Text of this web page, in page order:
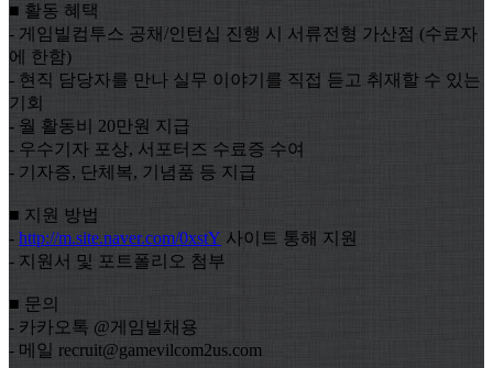
■ 활동 혜택
- 게임빌컴투스 공채/인턴십 진행 시 서류전형 가산점 (수료자
에 한함)
- 현직 담당자를 만나 실무 이야기를 직접 듣고 취재할 수 있는
기회
- 월 활동비 20만원 지급
- 우수기자 포상, 서포터즈 수료증 수여
- 기자증, 단체복, 기념품 등 지급
■ 지원 방법
- http://m.site.naver.com/0xstY 사이트 통해 지원
- 지원서 및 포트폴리오 첨부
■ 문의
- 카카오톡 @게임빌채용
- 메일 recruit@gamevilcom2us.com